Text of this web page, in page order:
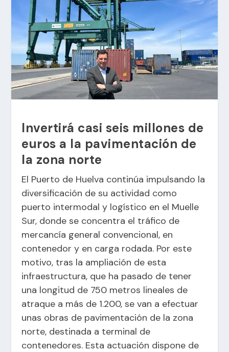
Invertirá casi seis millones de
euros a la pavimentación de
la zona norte
El Puerto de Huelva continúa impulsando la
diversificación de su actividad como
puerto intermodal y logístico en el Muelle
Sur, donde se concentra el tráfico de
mercancía general convencional, en
contenedor y en carga rodada. Por este
motivo, tras la ampliación de esta
infraestructura, que ha pasado de tener
una longitud de 750 metros lineales de
atraque a más de 1.200, se van a efectuar
unas obras de pavimentación de la zona
norte, destinada a terminal de
contenedores. Esta actuación dispone de